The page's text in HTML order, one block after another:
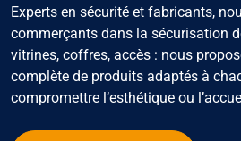
Experts en sécurité et fabricants,
commerçants dans la sécurisation
vitrines, coffres, accès : nous
complète de produits adaptés à
compromettre l’esthétique ou